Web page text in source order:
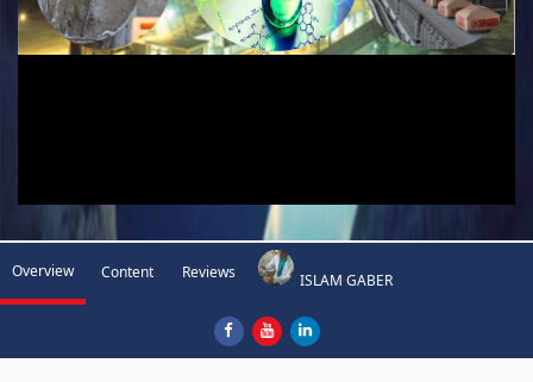
Overview Content Reviews ISLAM GABER